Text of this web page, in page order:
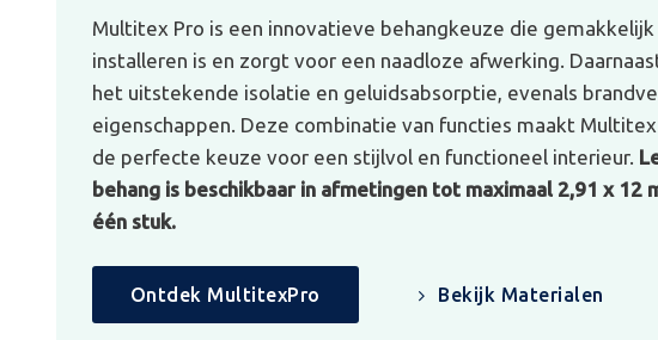
Multitex Pro is een innovatieve behangkeuze die
installeren is en zorgt voor een naadloze afwerking.
het uitstekende isolatie en geluidsabsorptie, evenals
eigenschappen. Deze combinatie van functies maakt
de perfecte keuze voor een stijlvol en functioneel interieur.
behang is beschikbaar in afmetingen tot maximaal 2,91 x 12
één stuk.
Ontdek MultitexPro Bekijk Materialen